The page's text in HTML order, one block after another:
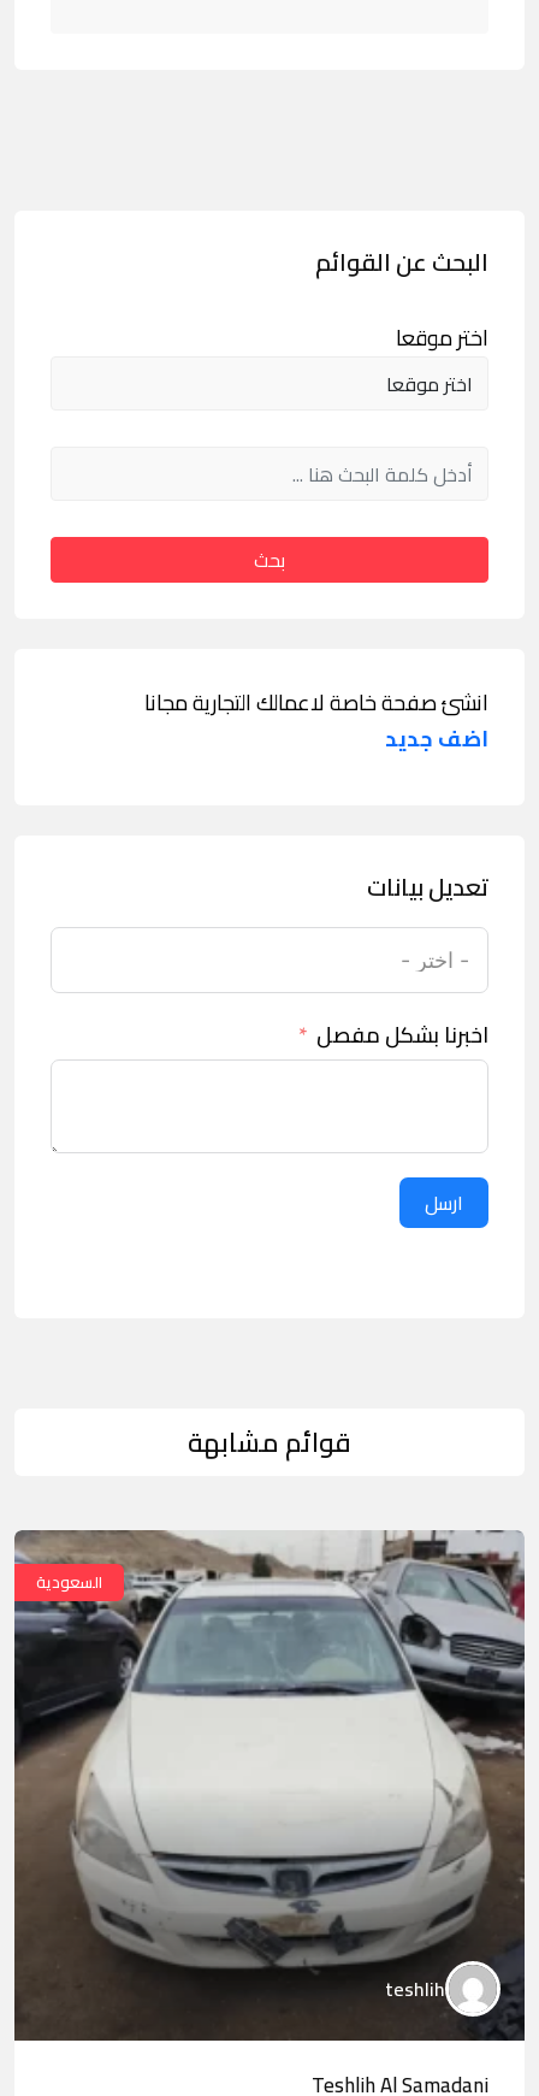
البحث عن القوائم
اختر موقعا
بحث
انشئ صفحة خاصة لاعمالك التجارية مجانا
اضف جديد
تعديل بيانات
اخبرنا بشكل مفصل
ارسل
قوائم مشابهة
السعودية
teshlih
Teshlih Al Samadani